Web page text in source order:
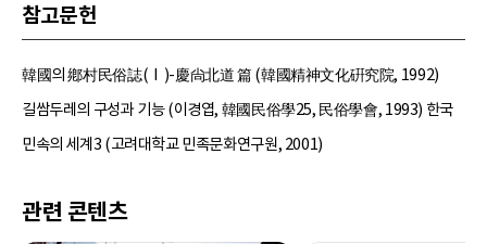
참고문헌
韓國의 鄕村民俗誌(Ⅰ)-慶尙北道 篇 (韓國精神文化硏究院, 1992)
길쌈두레의 구성과 기능 (이경엽, 韓國民俗學25, 民俗學會, 1993) 한국
민속의 세계3 (고려대학교 민족문화연구원, 2001)
관련 콘텐츠